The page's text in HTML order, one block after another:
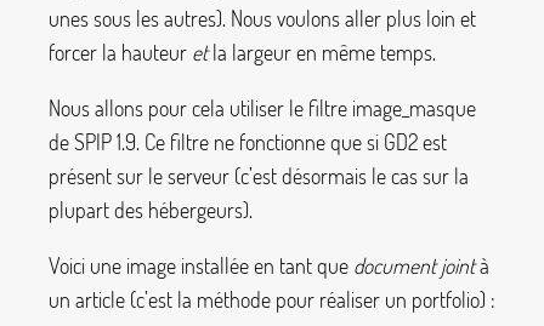
unes sous les autres). Nous voulons aller plus loin et
forcer la hauteur etla largeur en même temps.
Nous allons pour cela utiliser le filtre image_masque
de SPIP 1.9. Ce filtre ne fonctionne que si GD2 est
présent sur le serveur (c’est désormais le cas sur la
plupart des hébergeurs).
Voici une image installée en tant que document jointà
un article (c’est la méthode pour réaliser un portfolio) :